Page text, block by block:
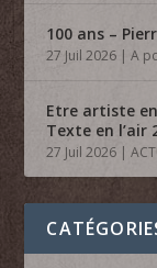
100 ans –
27 Juil 2026 |A
Etre artiste
Texte en l’air
27 Juil 2026 |